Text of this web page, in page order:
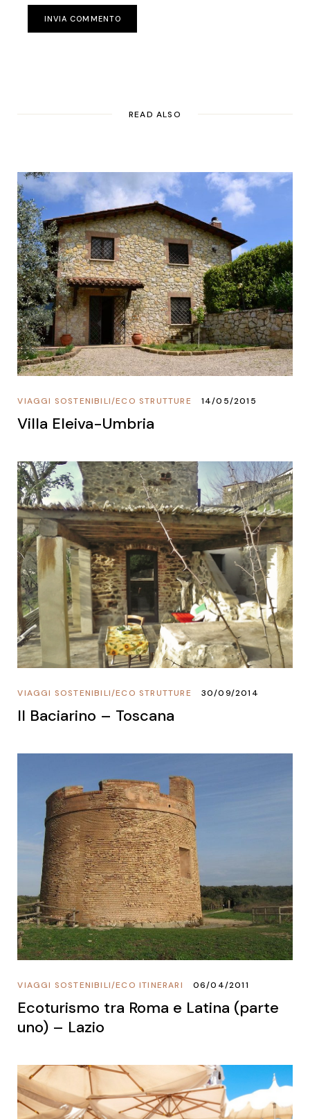
INVIA COMMENTO
READ ALSO
ECO STRUTTURE
/
VIAGGI SOSTENIBILI 14/05/2015
Villa Eleiva-Umbria
ECO STRUTTURE
/
VIAGGI SOSTENIBILI 30/09/2014
Il Baciarino – Toscana
ECO ITINERARI
/
VIAGGI SOSTENIBILI 06/04/2011
Ecoturismo tra Roma e Latina (parte
uno) – Lazio